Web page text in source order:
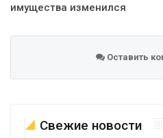
имущества изменился
Оставить
Свежие новости